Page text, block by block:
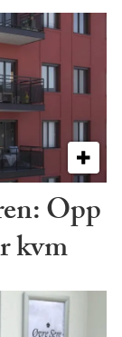
Opp
kvm